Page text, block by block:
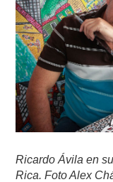
Ricardo Ávila en
Rica. Foto Alex